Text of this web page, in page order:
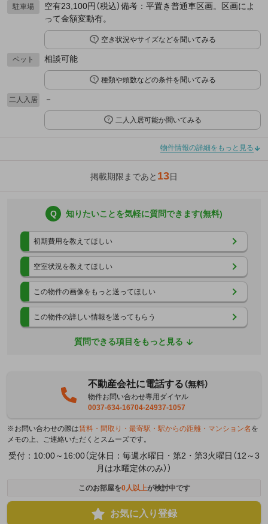
駐車場
空有23,100円（税込）備考：平置き普通車区画。区画によ
って金額変動有。
空き状況やサイズなどを聞いてみる
ペット 相談可能
種類や頭数などの条件を聞いてみる
二人入居 －
二人入居可能か聞いてみる
物件情報の詳細をもっと見る
掲載期限まであと 13日
Q 知りたいことを気軽に質問できます(無料)
初期費用を教えてほしい
空室状況を教えてほしい
この物件の画像をもっと送ってほしい
この物件の詳しい情報を送ってもらう
質問できる項目をもっと見る
不動産会社に電話する（無料）
物件お問い合わせ専用ダイヤル
0037-634-16704-24937-1057
※お問い合わせの際は賃料・間取り・最寄駅・駅からの距離・マンション名 を
メモの上、ご連絡いただくとスムーズです。
受付：10:00～16:00（定休日：毎週水曜日・第2・第3火曜日（12～3
月は水曜定休のみ））
このお部屋を0人以上が検討中です
お気に入り登録